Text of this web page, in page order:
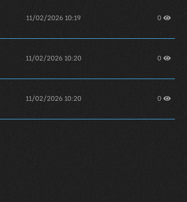
11/02/2026 10:19 0
11/02/2026 10:20 0
11/02/2026 10:20 0